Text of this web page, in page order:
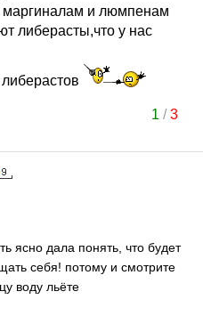
маргиналам и люмпенам
либерасты,что у нас
1 /3
ясно дала понять, что будет
себя! потому и смотрите
воду льёте